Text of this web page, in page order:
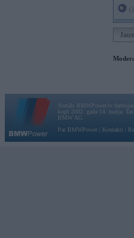
Vortāls BMWPower.lv darbojas
kopš 2002. gada 14. maija.
BMW AG.
Par BMWPower
Kontakti